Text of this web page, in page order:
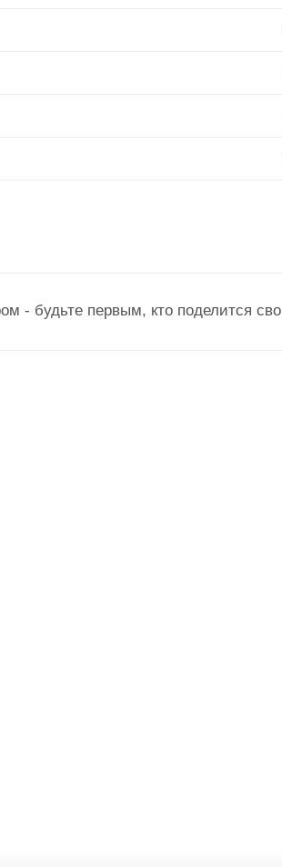
- будьте первым, кто поделится